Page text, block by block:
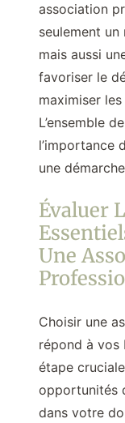
association
seulement un
mais aussi
favoriser le
maximiser
L’ensemble
l’importance
une
Évaluer
Une
Choisir une
répond à vos
étape
opportunités
dans votre